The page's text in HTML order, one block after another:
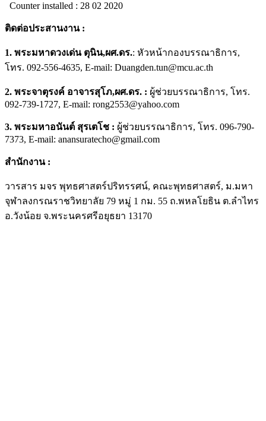
Counter installed : 28 02 2020
ติดต่อประสานงาน :
1. พระมหาดวงเด่น ตุนิน,ผศ.ดร.: หัวหน้ากองบรรณาธิการ,
โทร. 092-556-4635, E-mail: Duangden.tun@mcu.ac.th
2. พระจาตุรงค์ อาจารสุโภ,ผศ.ดร. : ผู้ช่วยบรรณาธิการ, โทร.
092-739-1727, E-mail: rong2553@yahoo.com
3. พระมหาอนันต์ สุรเตโช : ผู้ช่วยบรรณาธิการ, โทร. 096-790-
7373, E-mail: anansuratecho@gmail.com
สำนักงาน :
วารสาร มจร พุทธศาสตร์ปริทรรศน์, คณะพุทธศาสตร์, ม.มหา
จุฬาลงกรณราชวิทยาลัย 79 หมู่ 1 กม. 55 ถ.พหลโยธิน ต.ลำไทร
อ.วังน้อย จ.พระนครศรีอยุธยา 13170